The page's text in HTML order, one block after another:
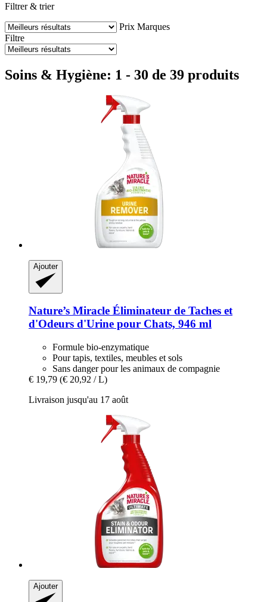
Filtrer & trier
Prix Marques
Filtre
Soins & Hygiène: 1 - 30 de 39 produits
Ajouter
Nature’s Miracle Éliminateur de Taches et
d'Odeurs d'Urine pour Chats, 946 ml
Formule bio-enzymatique
Pour tapis, textiles, meubles et sols
Sans danger pour les animaux de compagnie
€ 19,79 (€ 20,92 / L)
Livraison jusqu'au 17 août
Ajouter